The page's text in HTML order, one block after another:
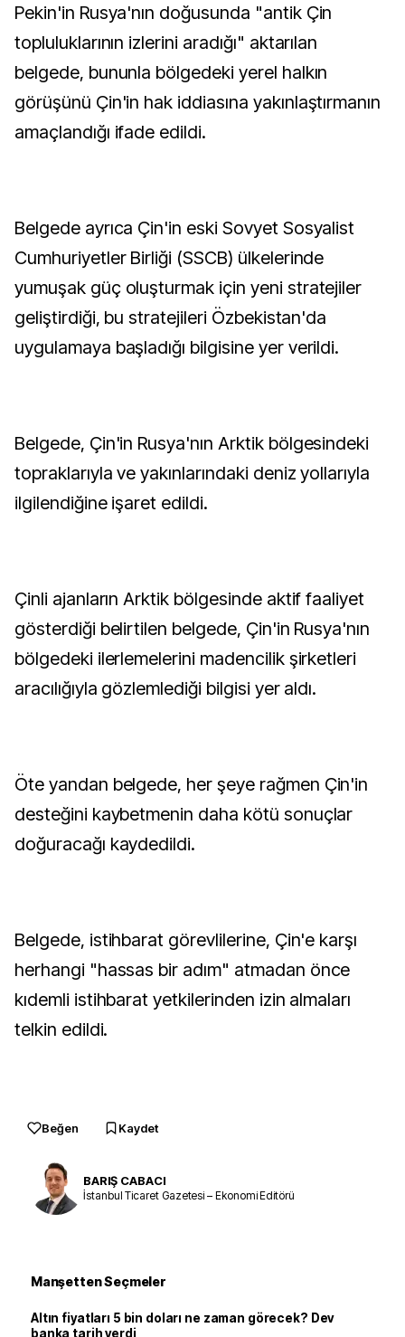
Pekin'in Rusya'nın doğusunda "antik Çin
topluluklarının izlerini aradığı" aktarılan
belgede, bununla bölgedeki yerel halkın
görüşünü Çin'in hak iddiasına yakınlaştırmanın
amaçlandığı ifade edildi.
Belgede ayrıca Çin'in eski Sovyet Sosyalist
Cumhuriyetler Birliği (SSCB) ülkelerinde
yumuşak güç oluşturmak için yeni stratejiler
geliştirdiği, bu stratejileri Özbekistan'da
uygulamaya başladığı bilgisine yer verildi.
Belgede, Çin'in Rusya'nın Arktik bölgesindeki
topraklarıyla ve yakınlarındaki deniz yollarıyla
ilgilendiğine işaret edildi.
Çinli ajanların Arktik bölgesinde aktif faaliyet
gösterdiği belirtilen belgede, Çin'in Rusya'nın
bölgedeki ilerlemelerini madencilik şirketleri
aracılığıyla gözlemlediği bilgisi yer aldı.
Öte yandan belgede, her şeye rağmen Çin'in
desteğini kaybetmenin daha kötü sonuçlar
doğuracağı kaydedildi.
Belgede, istihbarat görevlilerine, Çin'e karşı
herhangi "hassas bir adım" atmadan önce
kıdemli istihbarat yetkilerinden izin almaları
telkin edildi.
Beğen Kaydet
BARIŞ CABACI
İstanbul Ticaret Gazetesi – Ekonomi Editörü
Manşetten Seçmeler
Altın fiyatları 5 bin doları ne zaman görecek? Dev
banka tarih verdi